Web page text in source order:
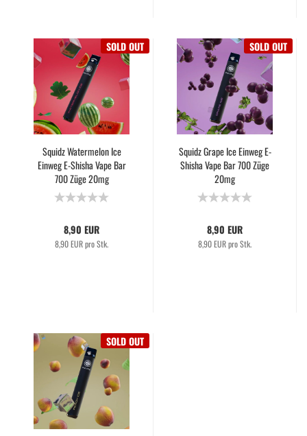
SOLD OUT
Squidz Watermelon Ice
Einweg E-Shisha Vape Bar
700 Züge 20mg
8,90 EUR
8,90 EUR pro Stk.
SOLD OUT
Squidz Grape Ice Einweg E-
Shisha Vape Bar 700 Züge
20mg
8,90 EUR
8,90 EUR pro Stk.
SOLD OUT